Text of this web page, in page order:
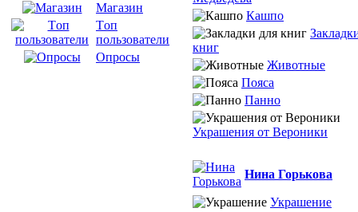
Магазин
Tоп
пользователи
Опросы
Кашпо
книг
Животные
Пояса
Панно
Украшения от Вероники
Нина Горькова
Украшение